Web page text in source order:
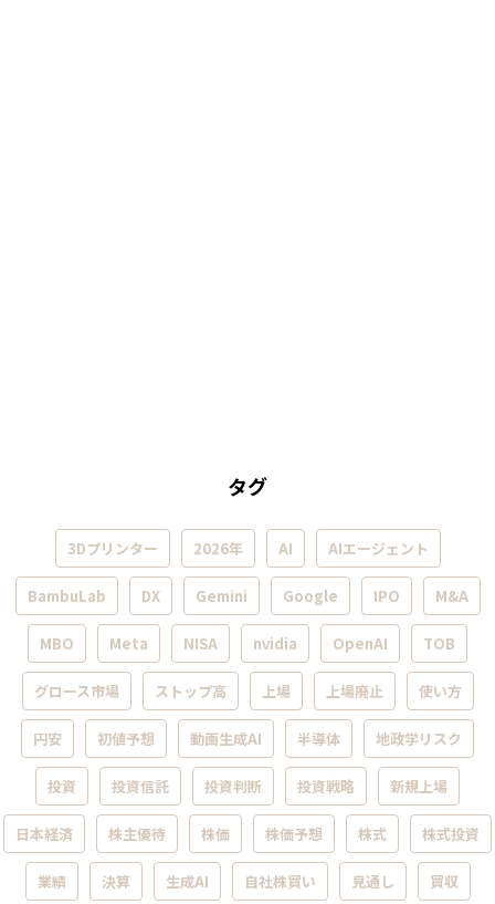
タグ
3Dプリンター 2026年 AI AIエージェント
BambuLab DX Gemini Google IPO M&A
MBO Meta NISA nvidia OpenAI TOB
グロース市場 ストップ高 上場 上場廃止 使い方
円安 初値予想 動画生成AI 半導体 地政学リスク
投資 投資信託 投資判断 投資戦略 新規上場
日本経済 株主優待 株価 株価予想 株式 株式投資
業績 決算 生成AI 自社株買い 見通し 買収